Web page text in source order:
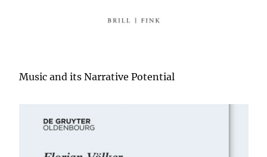
Music and its Narrative Potential